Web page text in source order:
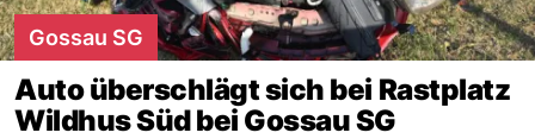
Gossau SG
Auto überschlägt sich bei Rastplatz
Wildhus Süd bei Gossau SG